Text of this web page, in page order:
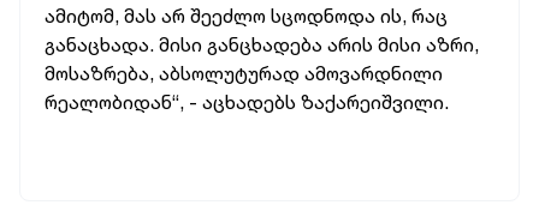
ამიტომ, მას არ შეეძლო სცოდნოდა ის, რაც
განაცხადა. მისი განცხადება არის მისი აზრი,
მოსაზრება, აბსოლუტურად ამოვარდნილი
რეალობიდან“, - აცხადებს ზაქარეიშვილი.